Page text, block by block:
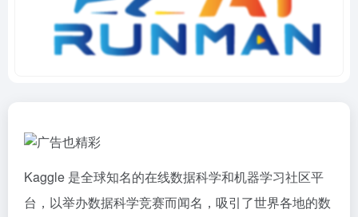
Kaggle 是全球知名的在线数据科学和机器学习社区平
台，以举办数据科学竞赛而闻名，吸引了世界各地的数